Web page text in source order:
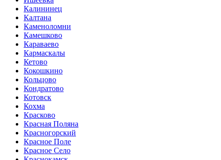
Калининец
Калтана
Каменоломни
Камешково
Караваево
Кармаскалы
Кетово
Кокошкино
Кольцово
Кондратово
Котовск
Кохма
Красково
Красная Поляна
Красногорский
Красное Поле
Красное Село